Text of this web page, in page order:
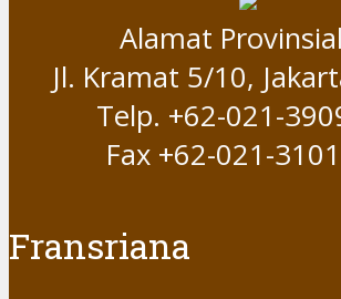
Alamat
Jl. Kramat 5/10,
Telp. +62-021-
Fax +62-021-
Fransriana